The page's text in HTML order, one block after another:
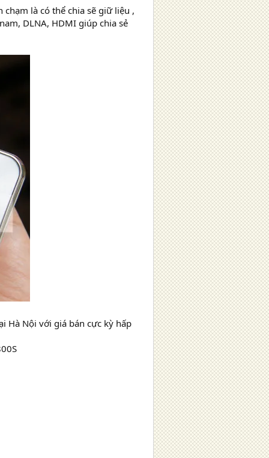
chạm là có thể chia sẽ giữ liệu ,
DLNA, HDMI giúp chia sẻ
Hà Nội với giá bán cực kỳ hấp